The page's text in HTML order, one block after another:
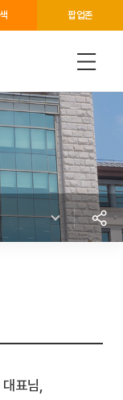
팝업존
표님,